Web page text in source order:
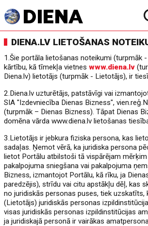
DIENA.LV LIETOŠANAS
1.Šie portāla lietošanas noteikumi (turpmāk
kārtību, kā tīmekļa vietneswww.diena.lv
Diena.lv) lietotājs (turpmāk - Lietotājs), ir
2.Diena.lv uzturētājs, patstāvīgi vai
SIA "Izdevniecība Dienas Bizness",
(turpmāk – Dienas Bizness). Tāpat Dienas
domēna vārda www.diena.lv lietošanas
3.Lietotājs ir jebkura fiziska persona, kas
sadaļas. Ņemot vērā, ka juridiska persona
lietot Portālu atbilstoši tā vispārējam
pakalpojuma sniegšana vai pakalpojuma
Bizness, izmantojot Portālu, kā rīku, ja
paredzējis), strīdu vai citu apstākļu dēļ, kas
no juridiskās personas puses, tiek uzskatīts,
(Lietotājs) juridiskās personas
visas juridiskās personas izpildinstitūcijas
ja juridiskajā personā ir vairākas